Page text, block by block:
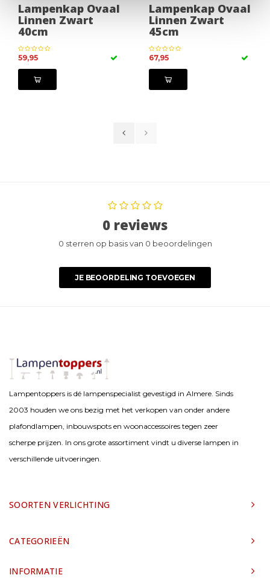
Lampenkap Ovaal
Linnen Zwart
40cm
59,95
Lampenkap Ovaal
Linnen Zwart
45cm
67,95
0 reviews
0 sterren op basis van 0 beoordelingen
JE BEOORDELING TOEVOEGEN
Lampentoppers is dé lampenspecialist gevestigd in Almere. Sinds
2003 houden we ons bezig met het verkopen van onder andere
plafondlampen, inbouwspots en woonaccessoires tegen zeer
scherpe prijzen. In ons grote assortiment vindt u diverse lampen in
verschillende uitvoeringen.
SOORTEN VERLICHTING
CATEGORIEËN
INFORMATIE